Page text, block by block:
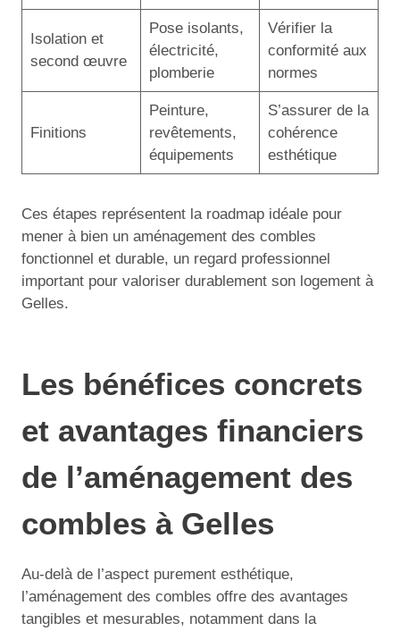
Isolation et
second œuvre
Pose isolants,
électricité,
plomberie
Vérifier la
conformité aux
normes
Finitions
Peinture,
revêtements,
équipements
S’assurer de la
cohérence
esthétique
Ces étapes représentent la roadmap idéale pour
mener à bien un aménagement des combles
fonctionnel et durable, un regard professionnel
important pour valoriser durablement son logement à
Gelles.
Les bénéfices concrets
et avantages financiers
de l’aménagement des
combles à Gelles
Au-delà de l’aspect purement esthétique,
l’aménagement des combles offre des avantages
tangibles et mesurables, notamment dans la